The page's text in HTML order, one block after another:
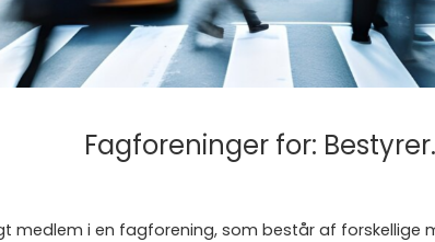
Fagforeninger for: Bestyrer.
medlem i en fagforening, som består af forskellige